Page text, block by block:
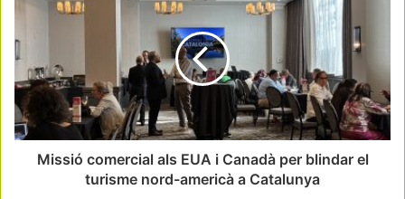
Missió comercial als EUA i Canadà per blindar el
turisme nord-americà a Catalunya